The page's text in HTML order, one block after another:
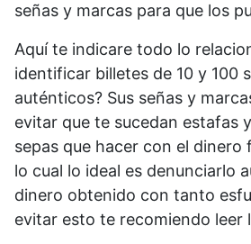
señas y marcas para que los
Aquí te indicare todo lo
identificar billetes de 10 y 100
auténticos? Sus señas y
evitar que te sucedan estafas
sepas que hacer con el dinero
lo cual lo ideal es denunciarlo
dinero obtenido con tanto
evitar esto te recomiendo leer